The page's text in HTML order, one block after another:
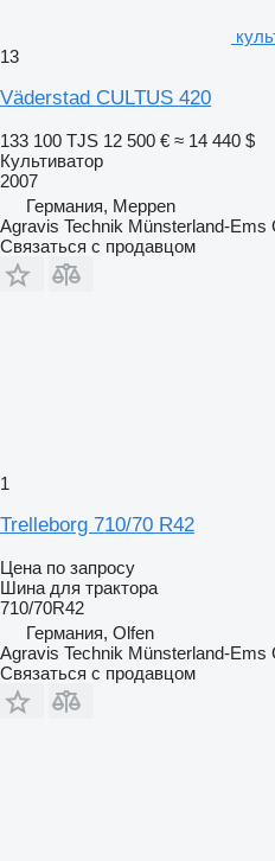
13
Väderstad CULTUS 420
133 100 TJS 12 500 € ≈ 14 440 $
Культиватор
2007
Германия, Meppen
Agravis Technik Münsterland-Ems
Связаться с продавцом
1
Trelleborg 710/70 R42
Цена по запросу
Шина для трактора
710/70R42
Германия, Olfen
Agravis Technik Münsterland-Ems
Связаться с продавцом